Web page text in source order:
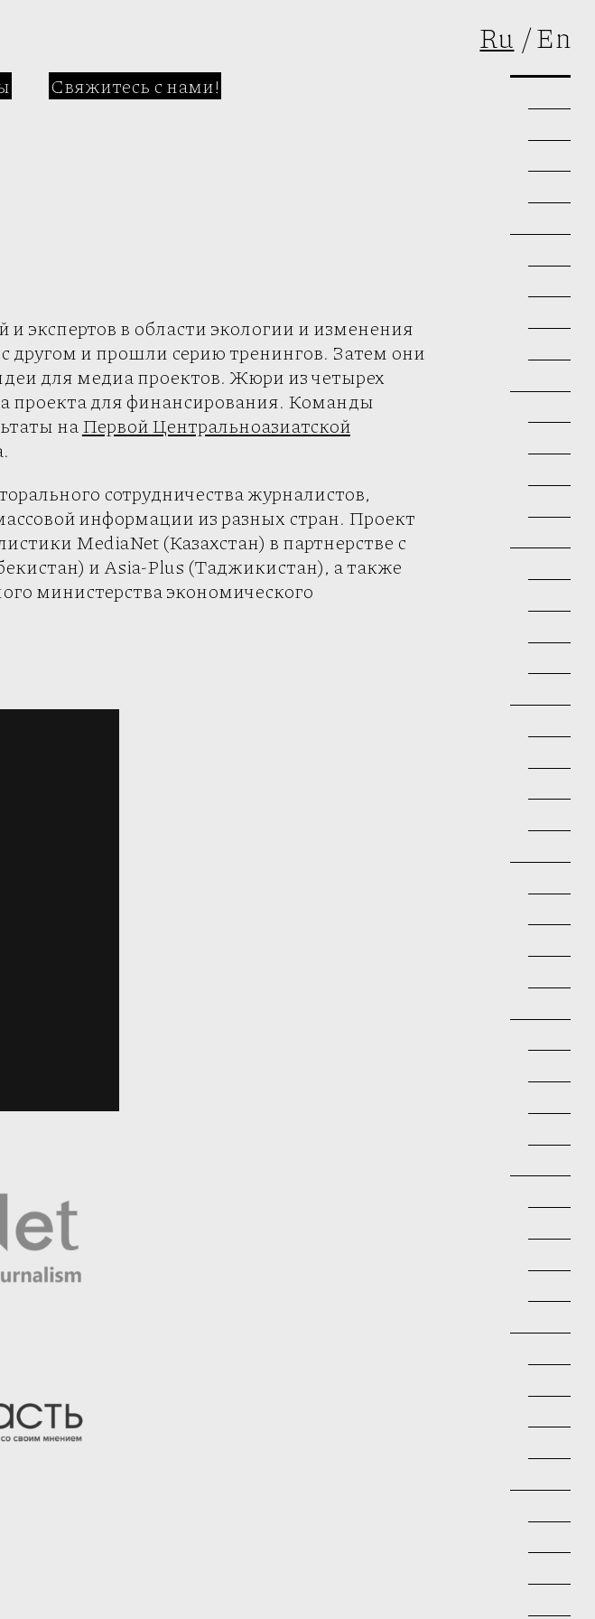
Ru En
Свяжитесь с нами!
экспертов в области экологии и изменения
другом и прошли серию тренингов. Затем они
для медиа проектов. Жюри из четырех
проекта для финансирования. Команды
наПервой Центральноазиатской
сотрудничества журналистов,
информации из разных стран. Проект
MediaNet (Казахстан) в партнерстве с
и Asia-Plus (Таджикистан), а также
министерства экономического